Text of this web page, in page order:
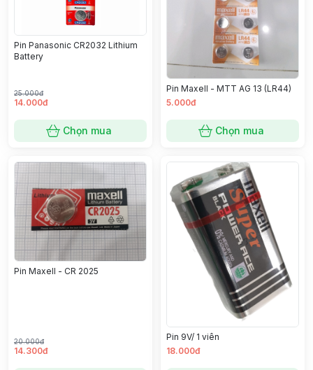
Pin Panasonic CR2032 Lithium
Battery
25.000đ
14.000đ
Chọn mua
Pin Maxell - MTT AG 13 (LR44)
5.000đ
Chọn mua
Pin Maxell - CR 2025
20.000đ
14.300đ
Pin 9V/ 1 viên
18.000đ